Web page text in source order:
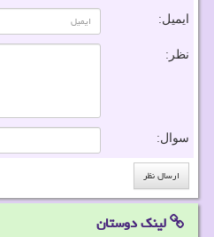
ایمیل:
نظر:
سوال:
لینک دوستان